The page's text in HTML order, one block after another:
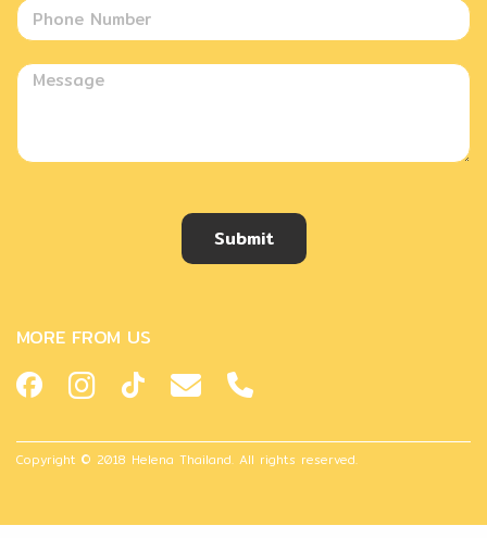
Submit
MORE FROM US
Copyright © 2018 Helena Thailand. All rights reserved.